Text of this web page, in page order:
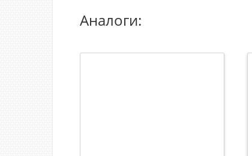
Аналоги: